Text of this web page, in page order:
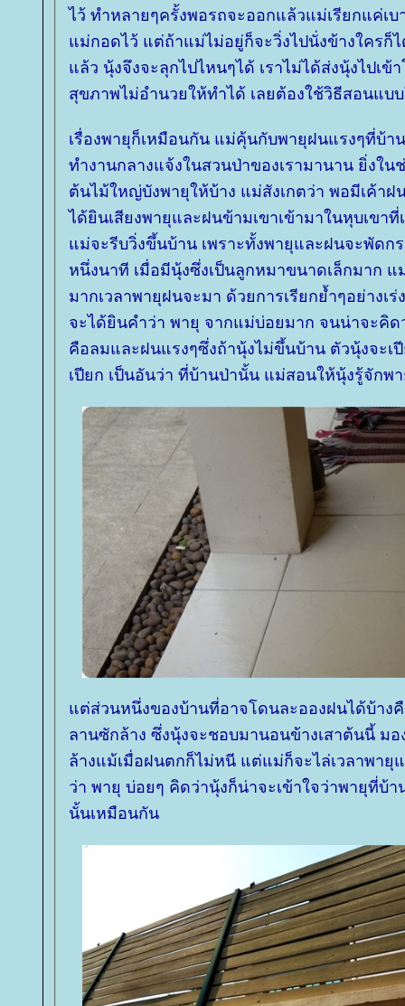
ไว้ ทำหลายๆครั้งพอรถจะออกแล้วแม่เรียกแค่เบ
ม่กอดไว้ แต่ถ้าแม่ไม่อยู่ก็จะวิ่งไปนั่งข้างใครก็ไ
ล้ว นุ้งจึงจะลุกไปไหนๆได้ เราไม่ได้ส่งนุ้งไปเข้า
สุขภาพไม่อำนวยให้ทำได้ เลยต้องใช้วิธีสอนแบบ
เรื่องพายุก็เหมือนกัน แม่คุ้นกับพายุฝนแรงๆที่บ้า
ทำงานกลางแจ้งในสวนป่าของเรามานาน ยิ่งใน
ต้นไม้ใหญ่บังพายุให้บ้าง แม่สังเกตว่า พอมีเค้า
ได้ยินเสียงพายุและฝนข้ามเขาเข้ามาในหุบเขา
ม่จะรีบวิ่งขึ้นบ้าน เพราะทั้งพายุและฝนจะพัดกร
หนึ่งนาที เมื่อมีนุ้งซึ่งเป็นลูกหมาขนาดเล็กมาก แ
มากเวลาพายุฝนจะมา ด้วยการเรียกย้ำๆอย่างเร่
จะได้ยินคำว่า พายุ จากแม่บ่อยมาก จนน่าจะคิ
คือลมและฝนแรงๆซึ่งถ้านุ้งไม่ขึ้นบ้าน ตัวนุ้งจะเ
เปียก เป็นอันว่า ที่บ้านป่านั้น แม่สอนให้นุ้งรู้จักพ
ต่ส่วนหนึ่งของบ้านที่อาจโดนละอองฝนได้บ้าง
ลานซักล้าง ซึ่งนุ้งจะชอบมานอนข้างเสาต้นนี้ ม
ล้างแม้เมื่อฝนตกก็ไม่หนี แต่แม่ก็จะไล่เวลาพายุ
ว่า พายุ บ่อยๆ คิดว่านุ้งก็น่าจะเข้าใจว่าพายุที่บ้า
นั้นเหมือนกัน